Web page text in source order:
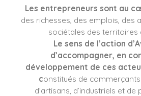
Les entrepreneurs sont au
des richesses, des emplois, des
sociétales des territoires
Le sens de l’action
d’accompagner, en
développement de ces
constitués de
d’artisans, d’industriels et